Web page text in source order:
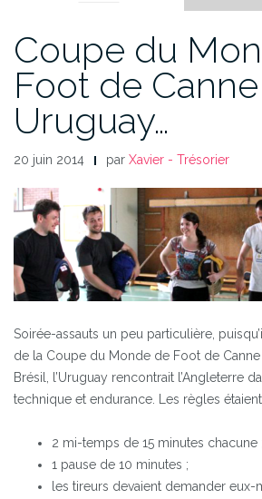
Coupe du
Foot de Canne
Uruguay…
20 juin 2014 par Xavier - Trésorier
Soirée-assauts un peu particulière,
de la Coupe du Monde de Foot de
Brésil, l’Uruguay rencontrait l’Angleterre
technique et endurance. Les règles
2 mi-temps de 15 minutes chacune ;
1 pause de 10 minutes ;
les tireurs devaient demander eux-